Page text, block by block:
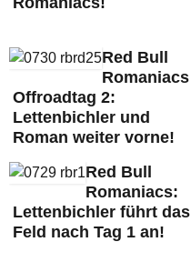
Red Bull
Romaniacs
Offroadtag 2:
Lettenbichler und
Roman weiter vorne!
Red Bull
Romaniacs:
Lettenbichler führt das
Feld nach Tag 1 an!